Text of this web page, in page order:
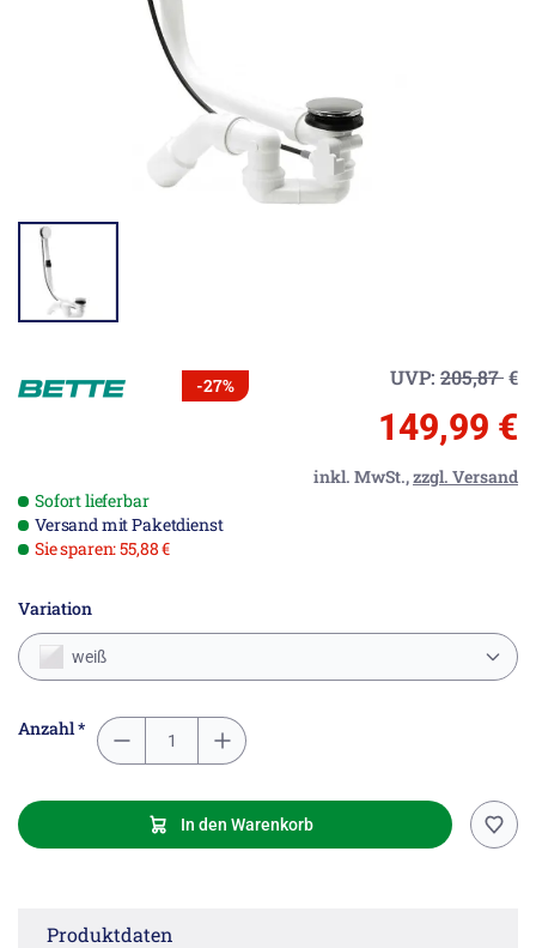
-27% UVP: 205,87€
149,99 €
inkl. MwSt.,zzgl. Versand
Sofort lieferbar
Versand mit Paketdienst
Sie sparen: 55,88 €
Variation
weiß
Anzahl *
In den Warenkorb
Produktdaten